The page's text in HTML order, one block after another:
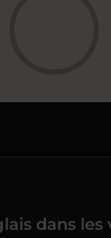
dans les